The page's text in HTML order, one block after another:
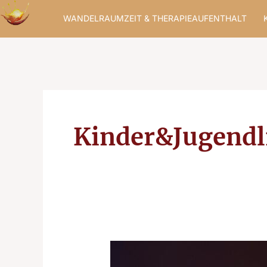
Zum
Inhalt
WANDELRAUMZEIT & THERAPIEAUFENTHALT